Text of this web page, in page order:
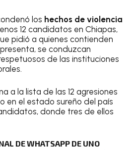
los hechos de violencia
12 candidatos en Chiapas,
pidió a quienes contienden
se conduzcan
de las instituciones
a la lista de las 12 agresiones
en el estado sureño del país
donde tres de ellos
DE WHATSAPP DE UNO